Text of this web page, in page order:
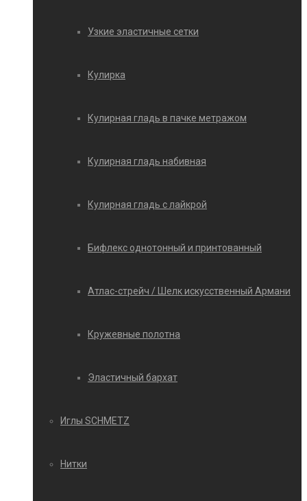
Узкие эластичные сетки
Кулирка
Кулирная гладь в пачке метражом
Кулирная гладь набивная
Кулирная гладь с лайкрой
Бифлекс однотонный и принтованный
Атлас-стрейч / Шелк искусственный Армани
Кружевные полотна
Эластичный бархат
Иглы SCHMETZ
Нитки